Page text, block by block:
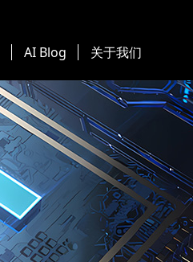
AI Blog 关于我们